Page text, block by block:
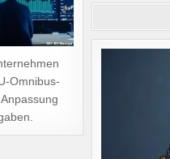
Omnibus-